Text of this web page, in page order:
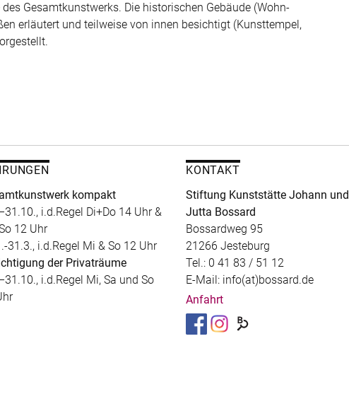
Gesamtkunstwerks. Die historischen Gebäude (Wohn-
erläutert und teilweise von innen besichtigt (Kunsttempel,
kompakt
i.d.Regel Di+Do 14 Uhr &
12 Uhr
31.3., i.d.Regel Mi & So 12 Uhr
der Privaträume
i.d.Regel Mi, Sa und So
KONTAKT
Stiftung Kunststätte Johann und
Jutta Bossard
Bossardweg 95
21266 Jesteburg
Tel.: 0 41 83 / 51 12
E-Mail: info(at)bossard.de
Anfahrt